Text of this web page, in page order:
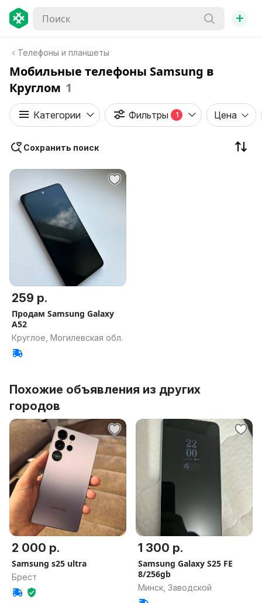
+
Телефоны и планшеты
Мобильные телефоны Samsung в
Круглом 1
Категории Фильтры 1 Цена
Сохранить поиск
259 р.
Продам Samsung Galaxy
A52
Круглое, Могилевская обл.
Похожие объявления из других
городов
2 000 р.
Samsung s25 ultra
Брест
1 300 р.
Samsung Galaxy S25 FE
8/256gb
Минск, Заводской